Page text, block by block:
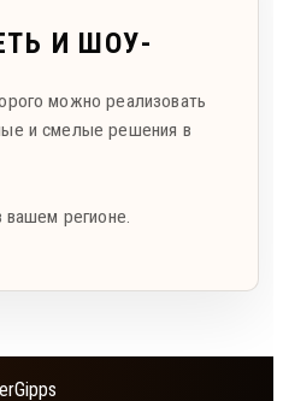
И ШОУ-
можно реализовать
и смелые решения в
вашем регионе.